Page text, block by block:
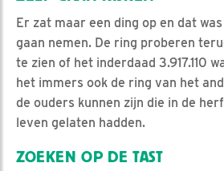
Er zat maar een ding op en dat
gaan nemen. De ring proberen
te zien of het inderdaad 3.917.110
het immers ook de ring van het
de ouders kunnen zijn die in de
leven gelaten hadden.
ZOEKEN OP DE TAST